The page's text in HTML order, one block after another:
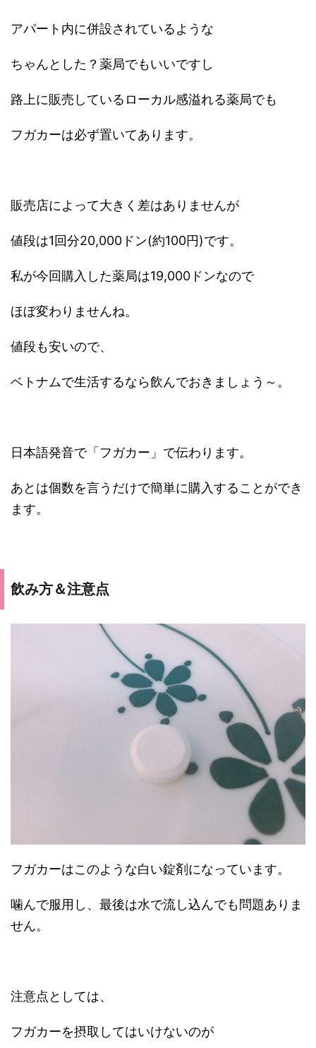
アパート内に併設されているような
ちゃんとした？薬局でもいいですし
路上に販売しているローカル感溢れる薬局でも
フガカーは必ず置いてあります。
販売店によって大きく差はありませんが
値段は1回分20,000ドン(約100円)です。
私が今回購入した薬局は19,000ドンなので
ほぼ変わりませんね。
値段も安いので、
ベトナムで生活するなら飲んでおきましょう～。
日本語発音で「フガカー」で伝わります。
あとは個数を言うだけで簡単に購入することができ
ます。
飲み方＆注意点
フガカーはこのような白い錠剤になっています。
噛んで服用し、最後は水で流し込んでも問題ありま
せん。
注意点としては、
フガカーを摂取してはいけないのが